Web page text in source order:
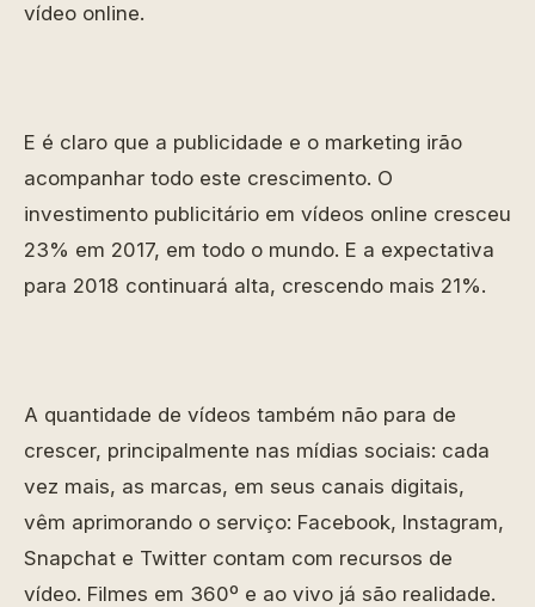
vídeo online.
E é claro que a publicidade e o marketing irão
acompanhar todo este crescimento. O
investimento publicitário em vídeos online cresceu
23% em 2017, em todo o mundo. E a expectativa
para 2018 continuará alta, crescendo mais 21%.
A quantidade de vídeos também não para de
crescer, principalmente nas mídias sociais: cada
vez mais, as marcas, em seus canais digitais,
vêm aprimorando o serviço: Facebook, Instagram,
Snapchat e Twitter contam com recursos de
vídeo. Filmes em 360º e ao vivo já são realidade.